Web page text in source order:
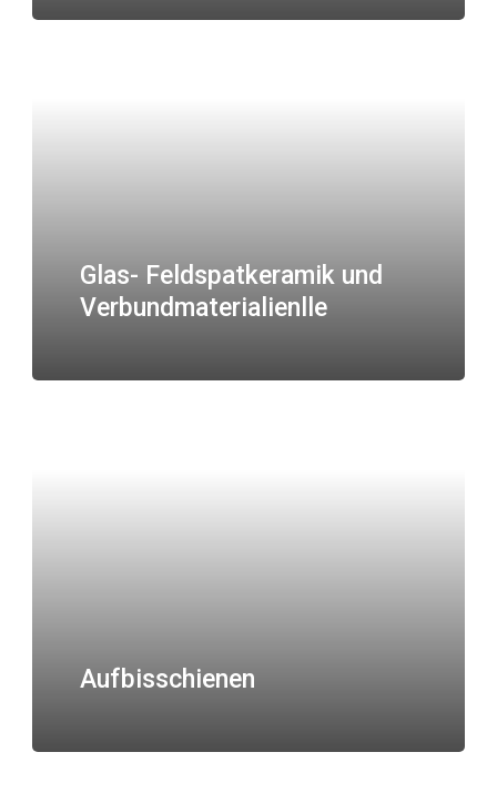
Glas- Feldspatkeramik und
Verbundmaterialienlle
Aufbisschienen